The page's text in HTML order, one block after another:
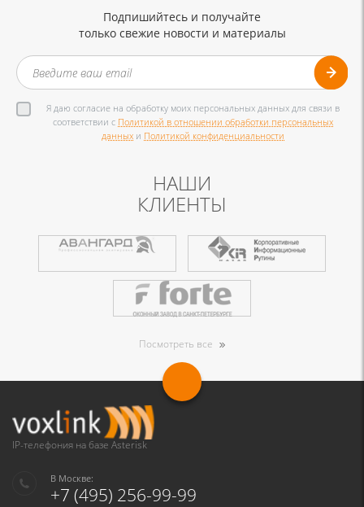
Подпишийтесь и получайте
только свежие новости и материалы
Я даю согласие на обработку моих персональных данных для связи в
соответствии с Политикой в отношении обработки персональных
данных и Политикой конфиденциальности
НАШИ
КЛИЕНТЫ
Посмотреть все
IP-телефония на базе Asterisk
В Москве:
+7 (495) 256-99-99